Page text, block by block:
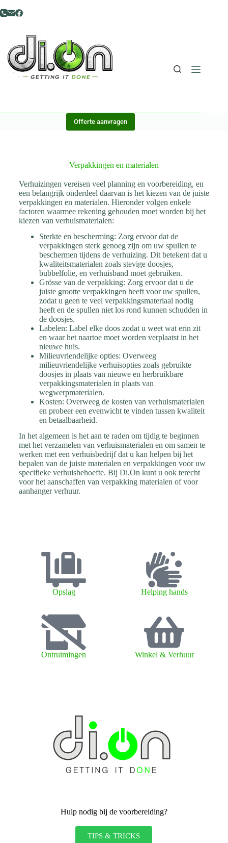
Offerte aanvragen
Verpakkingen en materialen
Verhuizingen vereisen veel planning en voorbereiding, en
een belangrijk onderdeel daarvan is het kiezen van de juiste
verpakkingen en materialen. Hieronder volgen enkele
factoren waarmee rekening gehouden moet worden bij het
kiezen van verhuismaterialen:
Sterkte en bescherming: Zorg ervoor dat de
verpakkingen sterk genoeg zijn om uw spullen te
beschermen tijdens de verhuizing. Dit betekent dat u
kwaliteitsmaterialen zoals stevige doosjes,
bubbelfolie, en verhuisband moet gebruiken.
Grösse van de verpakking: Zorg ervoor dat u de
juiste grootte verpakkingen heeft voor uw spullen,
zodat u geen te veel verpakkingsmateriaal nodig
heeft en de spullen niet los rond kunnen schudden in
de doosjes.
Labelen: Label elke doos zodat u weet wat erin zit
en waar het naartoe moet worden verplaatst in het
nieuwe huis.
Milieuvriendelijke opties: Overweeg
milieuvriendelijke verhuisopties zoals gebruikte
doosjes in plaats van nieuwe en herbruikbare
verpakkingsmaterialen in plaats van
wegwerpmaterialen.
Kosten: Overweeg de kosten van verhuismaterialen
en probeer een evenwicht te vinden tussen kwaliteit
en betaalbaarheid.
In het algemeen is het aan te raden om tijdig te beginnen
met het verzamelen van verhuismaterialen en om samen te
werken met een verhuisbedrijf dat u kan helpen bij het
bepalen van de juiste materialen en verpakkingen voor uw
specifieke verhuisbehoefte. Bij Di.On kunt u ook terecht
voor het aanschaffen van verpakking materialen of voor
aanhanger verhuur.
Opslag Helping hands
Ontruimingen Winkel & Verhuur
Hulp nodig bij de voorbereiding?
TIPS & TRICKS